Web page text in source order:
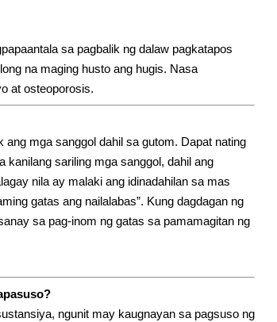
sa pagbalik ng dalaw pagkatapos
na maging husto ang hugis. Nasa
at osteoporosis.
mga sanggol dahil sa gutom. Dapat nating
kanilang sariling mga sanggol, dahil ang
nila ay malaki ang idinadahilan sa mas
gatas ang nailalabas”. Kung dagdagan ng
sa pag-inom ng gatas sa pamamagitan ng
ngunit may kaugnayan sa pagsuso ng